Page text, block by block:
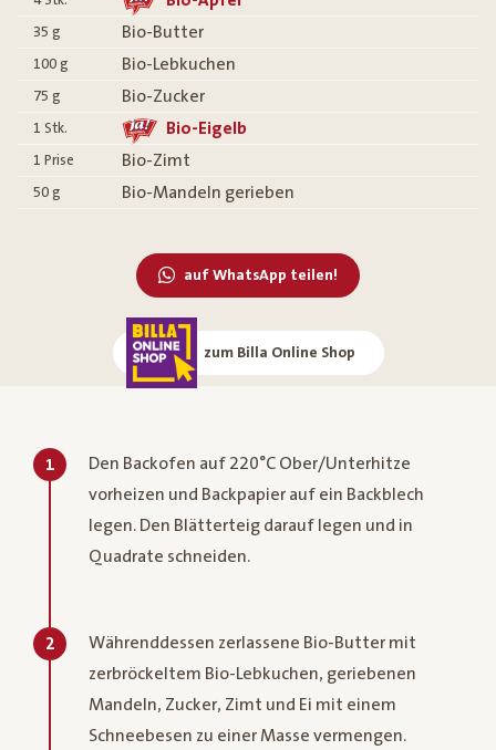
35 g Bio-Butter
100 g Bio-Lebkuchen
75 g Bio-Zucker
1 Stk. Bio-Eigelb
1 Prise Bio-Zimt
50 g Bio-Mandeln gerieben
auf WhatsApp teilen!
zum Billa Online Shop
1
Den Backofen auf 220°C Ober/Unterhitze
vorheizen und Backpapier auf ein Backblech
legen. Den Blätterteig darauf legen und in
Quadrate schneiden.
2
Währenddessen zerlassene Bio-Butter mit
zerbröckeltem Bio-Lebkuchen, geriebenen
Mandeln, Zucker, Zimt und Ei mit einem
Schneebesen zu einer Masse vermengen.